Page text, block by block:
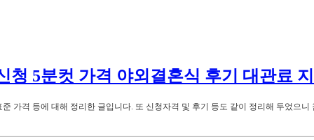
청 5분컷 가격 야외결혼식 후기 대관료
가격 등에 대해 정리한 글입니다. 또 신청자격 및 후기 등도 같이 정리해 두었